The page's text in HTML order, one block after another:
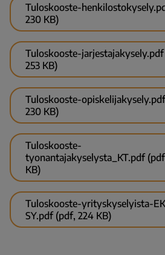
Tuloskooste-
230 KB)
Tuloskooste-
253 KB)
Tuloskooste-
230 KB)
Tuloskooste-
tyonantajakyselysta_KT.pdf
KB)
Tuloskooste-yrityskyselyista-
SY.pdf (pdf, 224 KB)